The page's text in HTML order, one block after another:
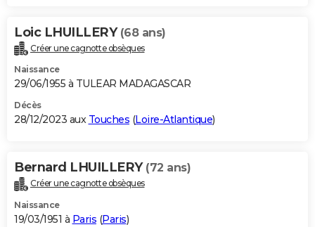
Loic LHUILLERY (68 ans)
Créer une cagnotte obsèques
Naissance
29/06/1955 à TULEAR MADAGASCAR
Décès
28/12/2023 aux Touches (Loire-Atlantique)
Bernard LHUILLERY (72 ans)
Créer une cagnotte obsèques
Naissance
19/03/1951 à Paris (Paris)